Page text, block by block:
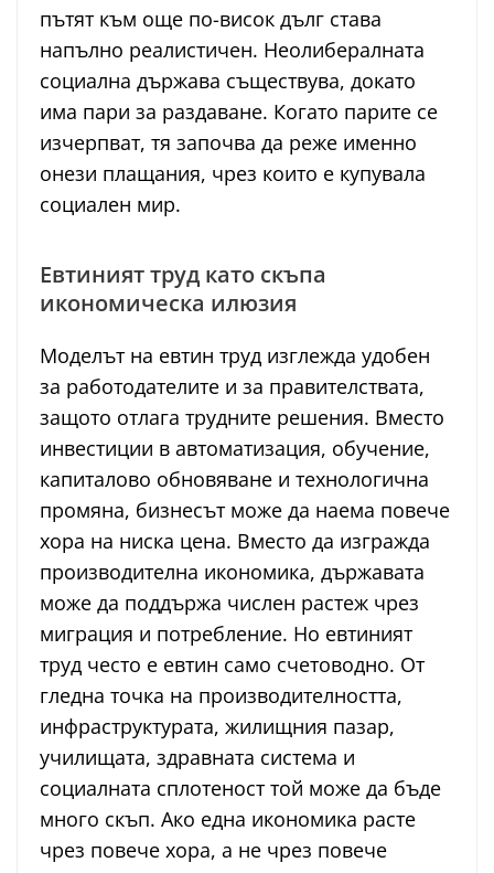
пътят към още по-висок дълг става
напълно реалистичен. Неолибералната
социална държава съществува, докато
има пари за раздаване. Когато парите се
изчерпват, тя започва да реже именно
онези плащания, чрез които е купувала
социален мир.
Евтиният труд като скъпа
икономическа илюзия
Моделът на евтин труд изглежда удобен
за работодателите и за правителствата,
защото отлага трудните решения. Вместо
инвестиции в автоматизация, обучение,
капиталово обновяване и технологична
промяна, бизнесът може да наема повече
хора на ниска цена. Вместо да изгражда
производителна икономика, държавата
може да поддържа числен растеж чрез
миграция и потребление. Но евтиният
труд често е евтин само счетоводно. От
гледна точка на производителността,
инфраструктурата, жилищния пазар,
училищата, здравната система и
социалната сплотеност той може да бъде
много скъп. Ако една икономика расте
чрез повече хора, а не чрез повече